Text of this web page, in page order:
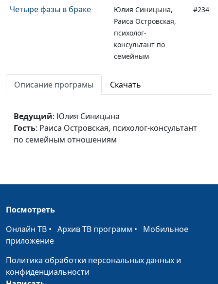
Четыре фазы в браке
Юлия Синицына,
Раиса Островская,
психолог-
консультант по
семейным
#234
Наставь юношу при
Юлия Синицына,
отношениям
Посмотри на меня,
пойми меня
психолог-
Описание програмы Скачать
Ведущий: Юлия Синицына
Гость: Раиса Островская, психолог-консультант
по семейным отношениям
Посмотреть
Онлайн ТВ • Архив ТВ программ • Мобильное
приложение
Политика обработки персональных данных и
конфиденциальности